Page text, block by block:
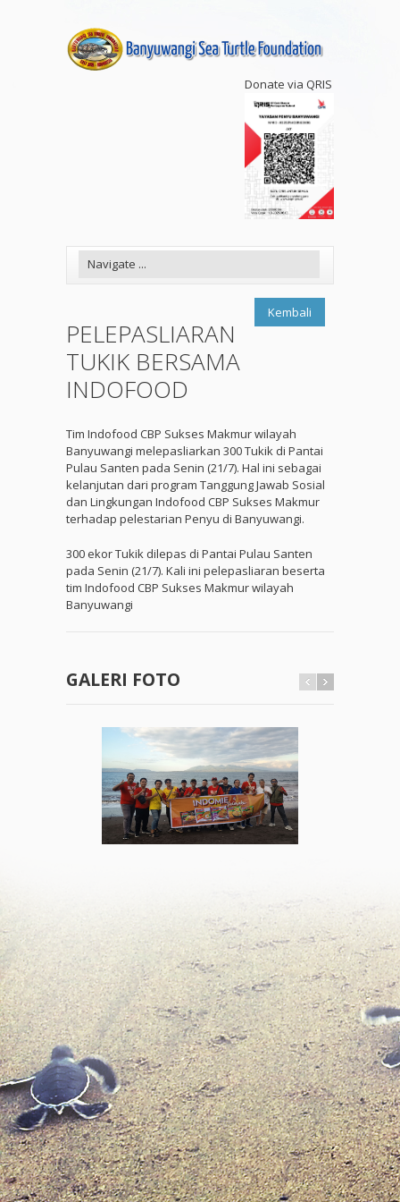
Donate via QRIS
Kembali
PELEPASLIARAN
TUKIK BERSAMA
INDOFOOD
Tim Indofood CBP Sukses Makmur wilayah
Banyuwangi melepasliarkan 300 Tukik di Pantai
Pulau Santen pada Senin (21/7). Hal ini sebagai
kelanjutan dari program Tanggung Jawab Sosial
dan Lingkungan Indofood CBP Sukses Makmur
terhadap pelestarian Penyu di Banyuwangi.
300 ekor Tukik dilepas di Pantai Pulau Santen
pada Senin (21/7). Kali ini pelepasliaran beserta
tim Indofood CBP Sukses Makmur wilayah
Banyuwangi
GALERI FOTO